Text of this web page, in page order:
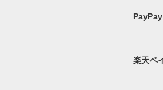
PayPay
楽天ペ